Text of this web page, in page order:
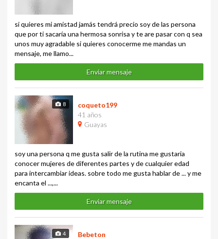
si quieres mi amistad jamás tendrá precio soy de las persona
que por ti sacaría una hermosa sonrisa y te are pasar con q sea
unos muy agradable si quieres conocerme me mandas un
mensaje, me llamo...
Enviar mensaje
8
coqueto199
41 años
Guayas
soy una persona q me gusta salir de la rutina me gustaria
conocer mujeres de diferentes partes y de cualquier edad
para intercambiar ideas. sobre todo me gusta hablar de ... y me
encanta el ...,...
Enviar mensaje
4
Bebeton